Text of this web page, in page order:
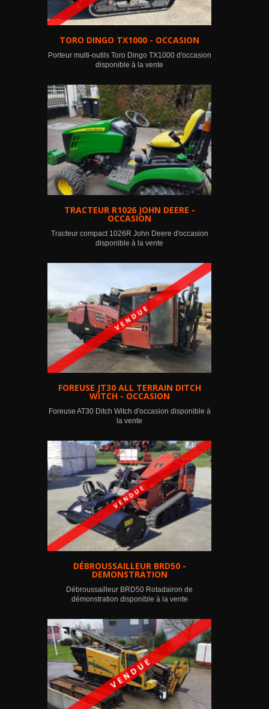
TORO DINGO TX1000 - OCCASION
Porteur multi-outils Toro Dingo TX1000 d'occasion
disponible à la vente
TRACTEUR R1026 JOHN DEERE -
OCCASION
Tracteur compact 1026R John Deere d'occasion
disponible à la vente
FOREUSE JT30 ALL TERRAIN DITCH
WITCH - OCCASION
Foreuse AT30 Ditch Witch d'occasion disponible à
la vente
DÉBROUSSAILLEUR BRD50 -
DEMONSTRATION
Débroussailleur BRD50 Rotadairon de
démonstration disponible à la vente